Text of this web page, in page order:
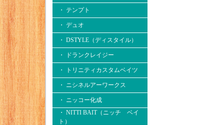
・ テンプト
・ デュオ
・ DSTYLE（ディスタイル）
・ ドランクレイジー
・ トリニティカスタムベイツ
・ ニシネルアーワークス
・ ニッコー化成
・ NITTI BAIT（ニッチ ベイ
ト）